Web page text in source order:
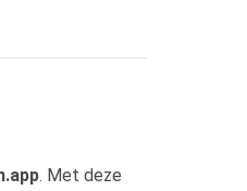
. Met deze